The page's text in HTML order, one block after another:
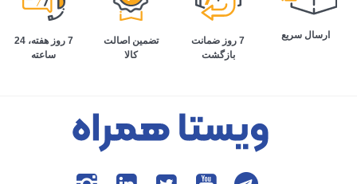
ارسال سریع
7 روز ضمانت
بازگشت
تضمین اصالت
کالا
7 روز هفته، 24
ساعته